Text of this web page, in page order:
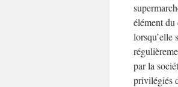
élément
lorsqu’elle
par la
privilégiés